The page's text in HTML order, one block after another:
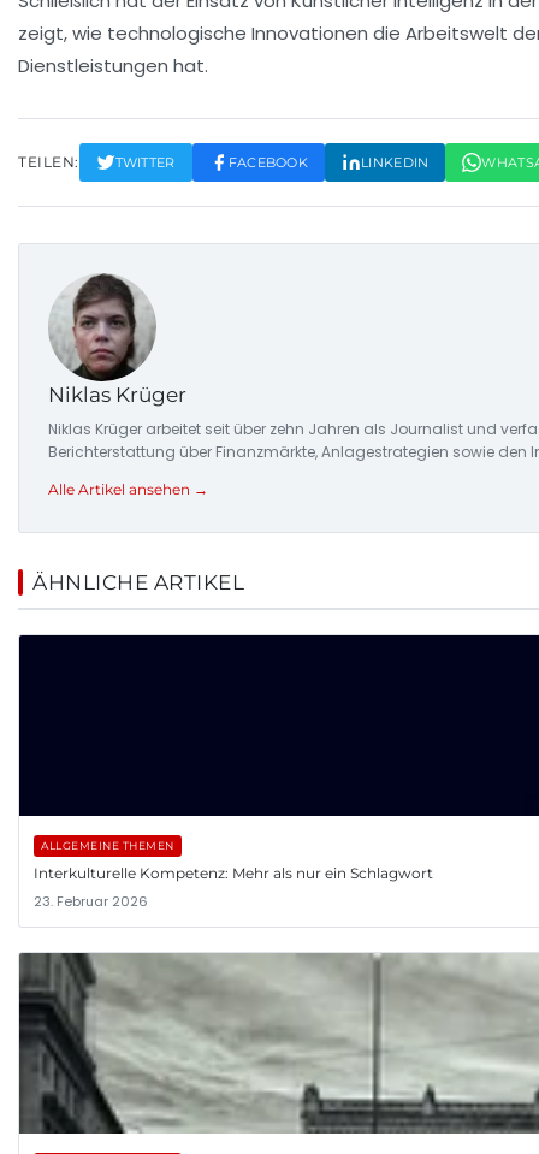
zeigt, wie technologische Innovationen die Arbeitswelt
Dienstleistungen hat.
TEILEN: TWITTER FACEBOOK LINKEDIN
Niklas Krüger
Niklas Krüger arbeitet seit über zehn Jahren als Journalist und
Berichterstattung über Finanzmärkte, Anlagestrategien sowie
Alle Artikel ansehen →
ÄHNLICHE ARTIKEL
ALLGEMEINE THEMEN
Interkulturelle Kompetenz: Mehr als nur ein Schlagwort
23. Februar 2026